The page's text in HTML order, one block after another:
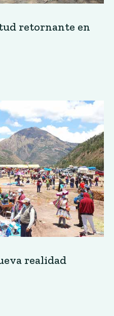
retornante en
realidad